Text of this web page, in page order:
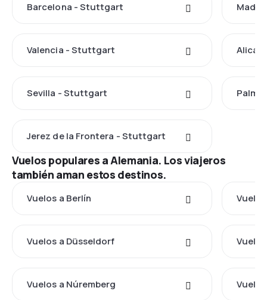
Barcelona - Stuttgart
Valencia - Stuttgart
Sevilla - Stuttgart
Jerez de la Frontera - Stuttgart
Vuelos populares a Alemania. Los viajeros
también aman estos destinos.
Vuelos a Berlín
Vuelos a Düsseldorf
Vuelos a Núremberg